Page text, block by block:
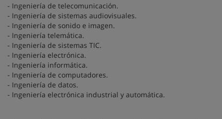
- Ingeniería de telecomunicación.
- Ingeniería de sistemas audiovisuales.
- Ingeniería de sonido e imagen.
- Ingeniería telemática.
- Ingeniería de sistemas TIC.
- Ingeniería electrónica.
- Ingeniería informática.
- Ingeniería de computadores.
- Ingeniería de datos.
- Ingeniería electrónica industrial y automática.